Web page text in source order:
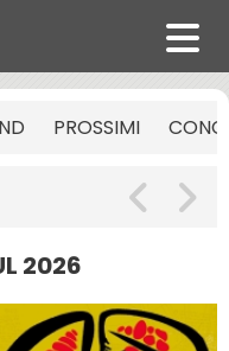
PROSSIMI
2026